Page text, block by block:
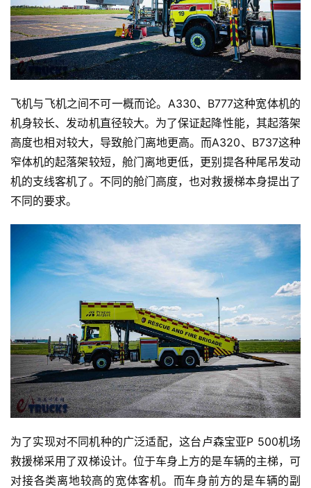
飞机与飞机之间不可一概而论。A330、B777这种宽体机的
机身较长、发动机直径较大。为了保证起降性能，其起落架
高度也相对较大，导致舱门离地更高。而A320、B737这种
窄体机的起落架较短，舱门离地更低，更别提各种尾吊发动
机的支线客机了。不同的舱门高度，也对救援梯本身提出了
不同的要求。
为了实现对不同机种的广泛适配，这台卢森宝亚P 500机场
救援梯采用了双梯设计。位于车身上方的是车辆的主梯，可
对接各类离地较高的宽体客机。而车身前方的是车辆的副